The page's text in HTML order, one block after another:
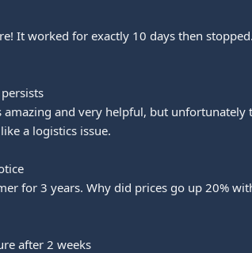
It worked for exactly 10 days then
amazing and very helpful, but
a logistics issue.
for 3 years. Why did prices go up 20%
after 2 weeks